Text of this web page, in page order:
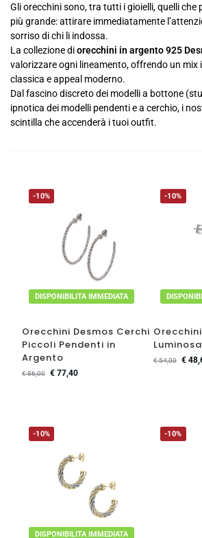
Gli orecchini sono, tra tutti i gioielli, quelli che
più grande: attirare immediatamente
sorriso di chi li indossa.
La collezione diorecchini in argento 925
valorizzare ogni lineamento, offrendo un mix
classica e appeal moderno.
Dal fascino discreto dei modelli a bottone
ipnotica dei modelli pendenti e a cerchio, i
scintilla che accenderà i tuoi outfit.
-10%
DISPONIBILITA IMMEDIATA
Orecchini Desmos Cerchi
Piccoli Pendenti in
Argento
€86,00 €77,40
-10%
€54,00 €
-10%
DISPONIBILITA IMMEDIATA
-10%